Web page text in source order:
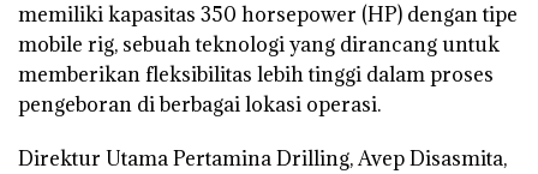
memiliki kapasitas 350 horsepower (HP) dengan tipe
mobile rig, sebuah teknologi yang dirancang untuk
memberikan fleksibilitas lebih tinggi dalam proses
pengeboran di berbagai lokasi operasi.
Direktur Utama Pertamina Drilling,Avep Disasmita,